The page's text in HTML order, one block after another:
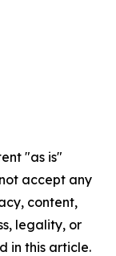
"as is"
accept any
content,
legality, or
in this article.